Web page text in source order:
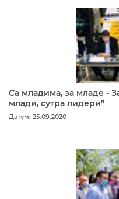
Са младима, за младе -
млади, сутра лидери”
Датум: 25.09.2020